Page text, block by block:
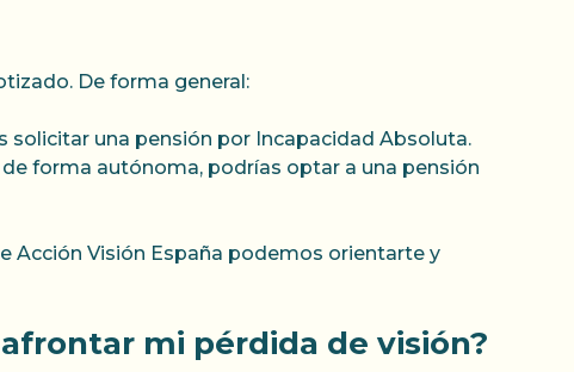
De forma general:
solicitar una pensión por Incapacidad Absoluta.
forma autónoma, podrías optar a una pensión
Acción Visión España podemos orientarte y
mi pérdida de visión?